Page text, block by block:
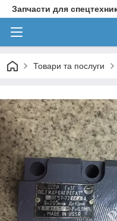
Запчасти для
Товари та послуги